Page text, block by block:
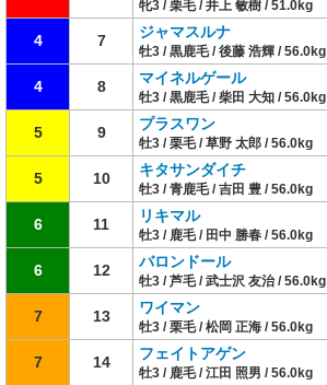
牝3 / 栗毛 / 井上 敏樹 / 51.0kg
4 7 ジャマスルナ
牡3 / 黒鹿毛 / 後藤 浩輝 / 56.0kg
4 8 マイネルゲール
牡3 / 黒鹿毛 / 柴田 大知 / 56.0kg
5 9 プラスワン
牡3 / 栗毛 / 草野 太郎 / 56.0kg
5 10 キタサンダイチ
牡3 / 青鹿毛 / 吉田 豊 / 56.0kg
6 11 リキマル
牡3 / 鹿毛 / 田中 勝春 / 56.0kg
6 12 バロンドール
牡3 / 芦毛 / 武士沢 友治 / 56.0kg
7 13 ワイマン
牡3 / 栗毛 / 松岡 正海 / 56.0kg
7 14 フェイトアゲン
牡3 / 鹿毛 / 江田 照男 / 56.0kg